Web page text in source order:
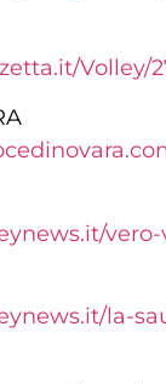
Volley/
la-